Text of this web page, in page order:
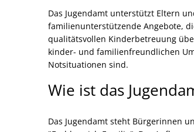
Das Jugendamt unterstützt Eltern
familienunterstützende Angebote,
qualitätsvollen Kinderbetreuung
kinder- und familienfreundlichen
Notsituationen sind.
Wie ist das
Das Jugendamt steht Bürgerinnen